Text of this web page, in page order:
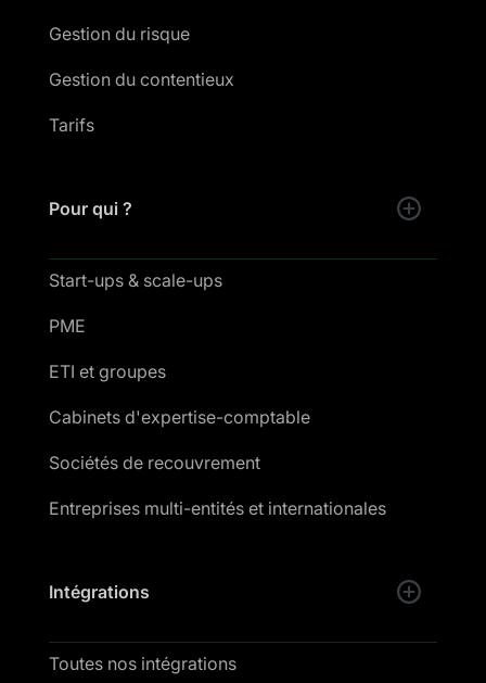
Gestion du risque
Gestion du contentieux
Tarifs
Pour qui ?
Start-ups & scale-ups
PME
ETI et groupes
Cabinets d'expertise-comptable
Sociétés de recouvrement
Entreprises multi-entités et internationales
Intégrations
Toutes nos intégrations